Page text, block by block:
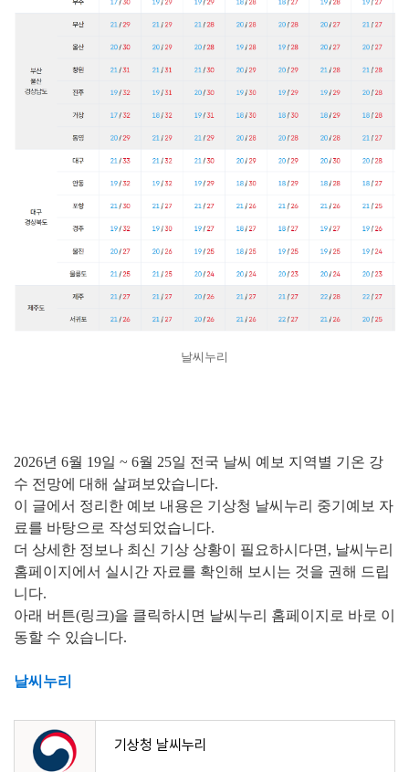
날씨누리
2026년 6월 19일 ~ 6월 25일 전국 날씨 예보 지역별 기온 강
수 전망에 대해 살펴보았습니다.
이 글에서 정리한 예보 내용은 기상청 날씨누리 중기예보 자
료를 바탕으로 작성되었습니다.
더 상세한 정보나 최신 기상 상황이 필요하시다면, 날씨누리
홈페이지에서 실시간 자료를 확인해 보시는 것을 권해 드립
니다.
아래 버튼(링크)을 클릭하시면 날씨누리 홈페이지로 바로 이
동할 수 있습니다.
날씨누리
기상청 날씨누리